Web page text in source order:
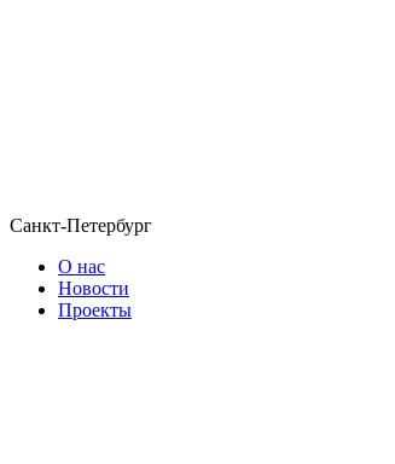
Санкт-Петербург
О нас
Новости
Проекты